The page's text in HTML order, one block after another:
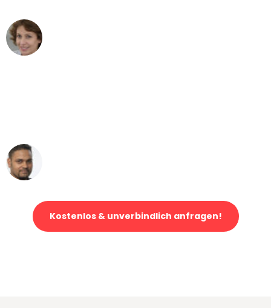
Kostenlos & unverbindlich anfragen!